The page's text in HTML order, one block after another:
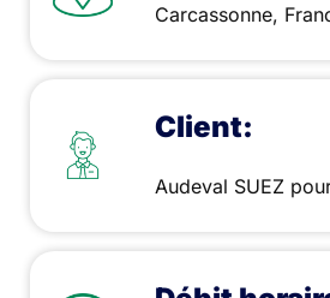
Carcassonne,
Client:
Audeval SUEZ